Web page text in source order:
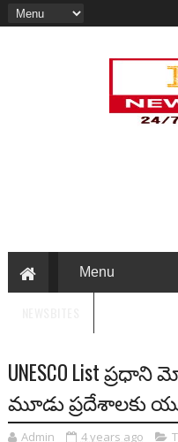
UNESCO List
మూడు ప్రదేశాలకు
Admin 4 years ago